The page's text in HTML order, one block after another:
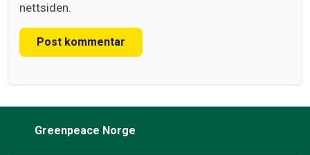
nettsiden.
Post kommentar
Greenpeace Norge